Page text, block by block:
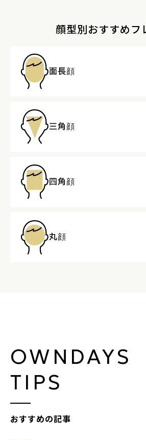
顔型別おすすめフ
面長顔
三角顔
四角顔
丸顔
OWNDAYS
TIPS
おすすめの記事